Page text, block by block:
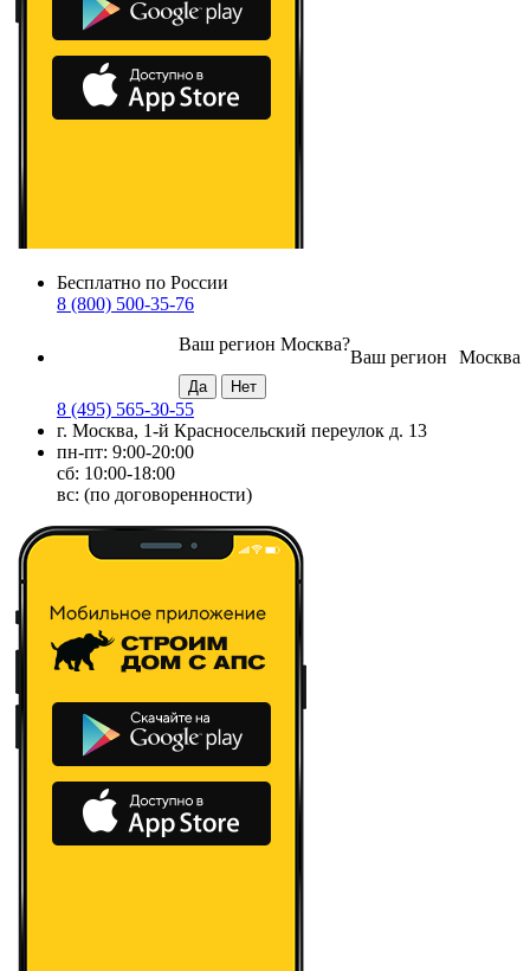
Бесплатно по России
8 (800) 500-35-76
Москва
Ваш регион
Ваш регион Москва?
8 (495) 565-30-55
г. Москва, 1-й Красносельский переулок д. 13
пн-пт: 9:00-20:00
сб: 10:00-18:00
вс: (по договоренности)